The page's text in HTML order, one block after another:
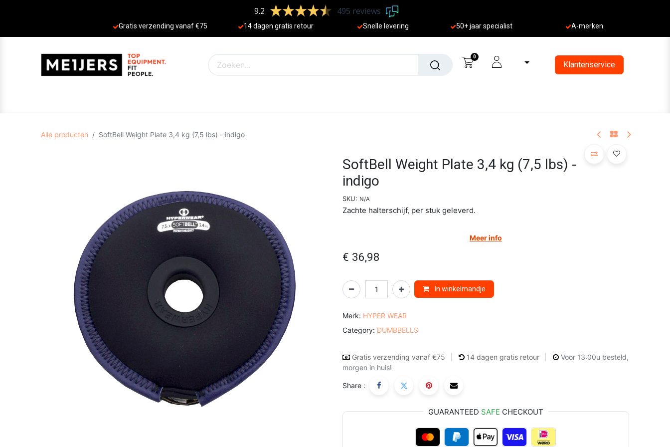
9.2 495 reviews
Gratis verzending vanaf €75 14 dagen gratis retour Sne lle levering 50+ jaar specialist A-merken
0
Klantenservice
Alle producten SoftBell Weight Plate 3,4 kg (7,5 lbs) - indigo
SoftBell Weight Plate 3,4 kg (7,5 lbs) -
indigo
SKU: N/A
Zachte halterschijf, per stuk geleverd.
Meer info
€ 36,98
In winkelmandje
Merk: HYPER WEAR
Category: DUMBBELLS
Gratis verzending vanaf €75 14 dagen gratis retour
Voor 13:00u besteld,
morgen in huis!
Share :
GUARANTEED SAFE CHECKOUT